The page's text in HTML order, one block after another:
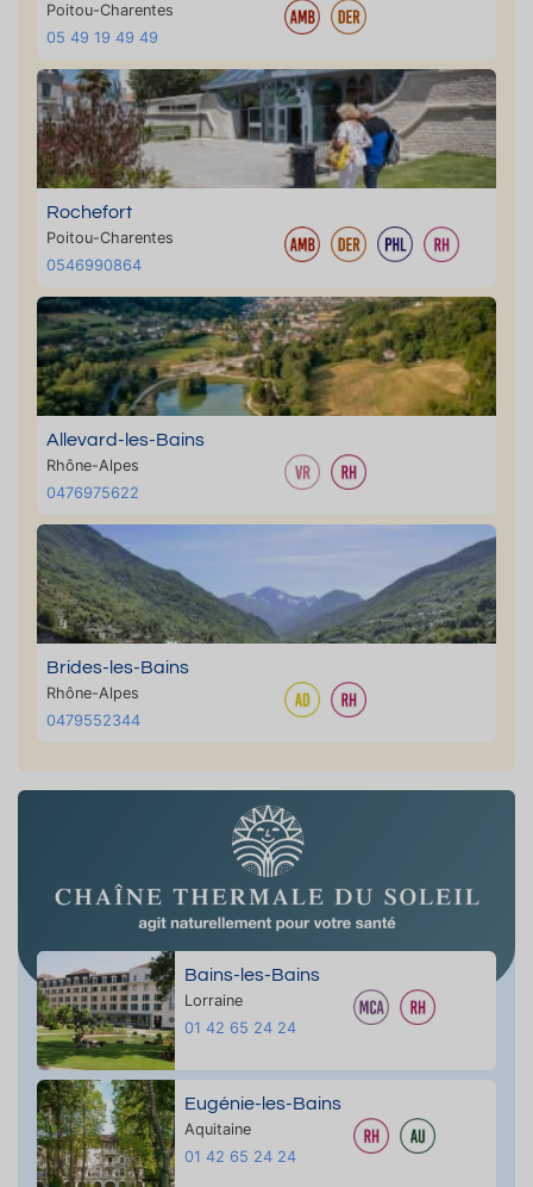
Poitou-Charentes
05 49 19 49 49
Rochefort
Poitou-Charentes
0546990864
Allevard-les-Bains
Rhône-Alpes
0476975622
Brides-les-Bains
Rhône-Alpes
0479552344
Bains-les-Bains
Lorraine
01 42 65 24 24
Eugénie-les-Bains
Aquitaine
01 42 65 24 24